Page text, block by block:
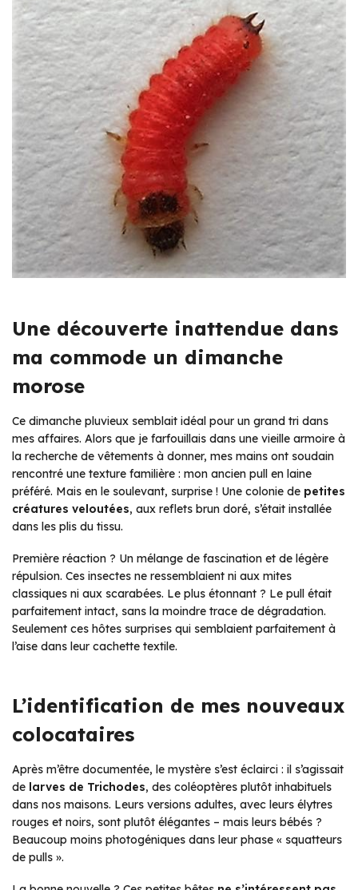
Une découverte inattendue dans
ma commode un dimanche
morose
Ce dimanche pluvieux semblait idéal pour un grand tri dans
mes affaires. Alors que je farfouillais dans une vieille armoire à
la recherche de vêtements à donner, mes mains ont soudain
rencontré une texture familière : mon ancien pull en laine
préféré. Mais en le soulevant, surprise ! Une colonie de petites
créatures veloutées, aux reflets brun doré, s’était installée
dans les plis du tissu.
Première réaction ? Un mélange de fascination et de légère
répulsion. Ces insectes ne ressemblaient ni aux mites
classiques ni aux scarabées. Le plus étonnant ? Le pull était
parfaitement intact, sans la moindre trace de dégradation.
Seulement ces hôtes surprises qui semblaient parfaitement à
l’aise dans leur cachette textile.
L’identification de mes nouveaux
colocataires
Après m’être documentée, le mystère s’est éclairci : il s’agissait
de larves de Trichodes, des coléoptères plutôt inhabituels
dans nos maisons. Leurs versions adultes, avec leurs élytres
rouges et noirs, sont plutôt élégantes – mais leurs bébés ?
Beaucoup moins photogéniques dans leur phase « squatteurs
de pulls ».